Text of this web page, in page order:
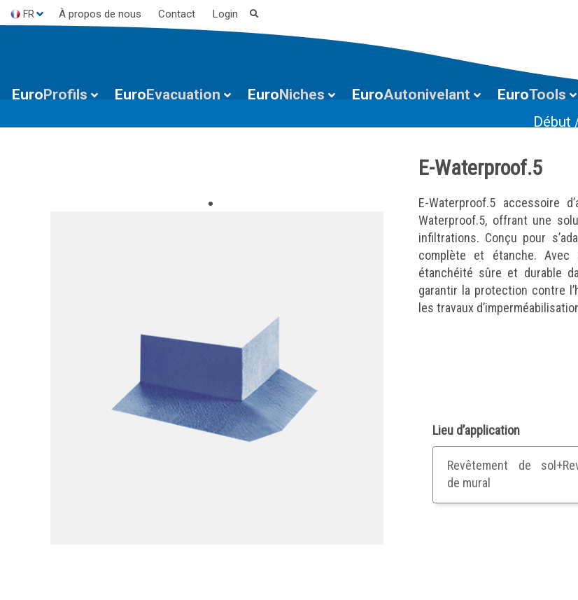
FR À propos de nous Contact Login
EuroProfils EuroEvacuation EuroNiches EuroAutonivelant EuroTools
Début
E-Waterproof.5
E-Waterproof.5 accessoire
Waterproof.5, offrant une
infiltrations. Conçu pour
complète et étanche.
étanchéité sûre et durable
garantir la protection contre
les travaux
Lieu d’application
Revêtement de
de mural